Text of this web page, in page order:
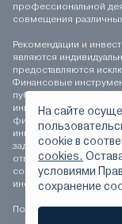
профессиональной
совмещения
Рекомендации и
являются
предоставляются
Финансовые
публикуемых
инвестиционному
финансового
инвестиционному
задачей инвестора.
ответственности за
совершения
инструменты,
Положение о
На сайте
сookie в
cookies.
условиями
сохранение